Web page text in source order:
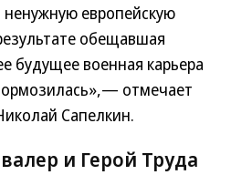
ненужную европейскую
обещавшая
будущее военная карьера
отмечает
Сапелкин.
и Герой Труда